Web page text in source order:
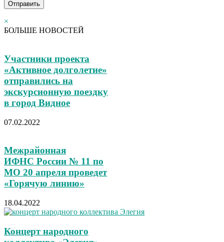
×
БОЛЬШЕ НОВОСТЕЙ
Участники проекта
«Активное долголетие»
отправились на
экскурсионную поездку
в город Видное
07.02.2022
Межрайонная
ИФНС России № 11 по
МО 20 апреля проведет
«Горячую линию»
18.04.2022
Концерт народного